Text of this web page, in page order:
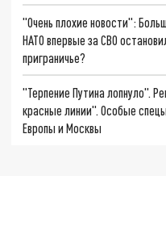
"Очень плохие новости":
НАТО впервые за СВО
приграничье?
"Терпение Путина лопнуло".
красные линии". Особые
Европы и Москвы